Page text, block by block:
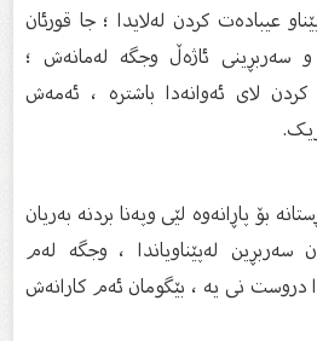
عیبادەت کردن لەلایدا ؛ جا قورئان
ئاژەڵ وجگە لەمانەش ؛
لای ئەوانەدا باشترە ، ئەمەش
بۆ پاڕانەوە لێی وپەنا بردنە بەریان
لەپێناویاندا ، وجگە لەم
دروست نی یە ، بێگومان ئەم کارانەش